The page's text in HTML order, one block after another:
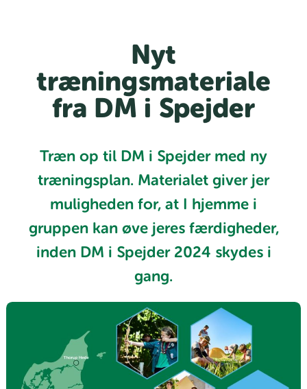
Nyt
træningsmateriale
fra DM i Spejder
Træn op til DM i Spejder med ny
træningsplan. Materialet giver jer
muligheden for, at I hjemme i
gruppen kan øve jeres færdigheder,
inden DM i Spejder 2024 skydes i
gang.